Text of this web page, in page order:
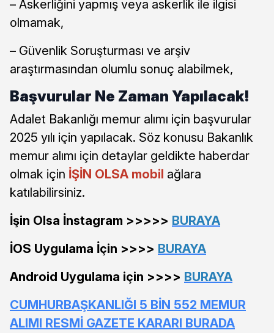
– Askerliğini yapmış veya askerlik ile ilgisi
olmamak,
– Güvenlik Soruşturması ve arşiv
araştırmasından olumlu sonuç alabilmek,
Başvurular Ne Zaman Yapılacak!
Adalet Bakanlığı memur alımı için başvurular
2025 yılı için yapılacak. Söz konusu Bakanlık
memur alımı için detaylar geldikte haberdar
olmak için İŞİN OLSA mobil ağlara
katılabilirsiniz.
İşin Olsa İnstagram >>>>> BURAYA
İOS Uygulama İçin >>>> BURAYA
Android Uygulama için >>>> BURAYA
CUMHURBAŞKANLIĞI 5 BİN 552 MEMUR
ALIMI RESMİ GAZETE KARARI BURADA